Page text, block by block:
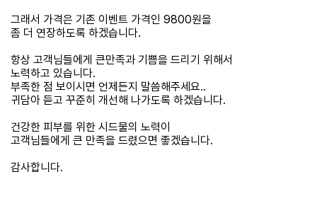
그래서 가격은 기존 이벤트 가격인 9800원을
좀 더 연장하도록 하겠습니다.
항상 고객님들에게 큰만족과 기쁨을 드리기 위해서
노력하고 있습니다.
부족한 점 보이시면 언제든지 말씀해주세요..
귀담아 듣고 꾸준히 개선해 나가도록 하겠습니다.
건강한 피부를 위한 시드물의 노력이
고객님들에게 큰 만족을 드렸으면 좋겠습니다.
감사합니다.